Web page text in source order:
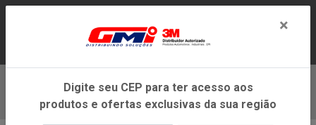
ATENDIMENTO DENTRO DO ESTADO DE
MINAS GERAIS.
Baixe já nosso APP
×
Digite seu CEP para ter acesso aos
produtos e ofertas exclusivas da sua região